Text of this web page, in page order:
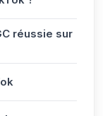
réussie sur